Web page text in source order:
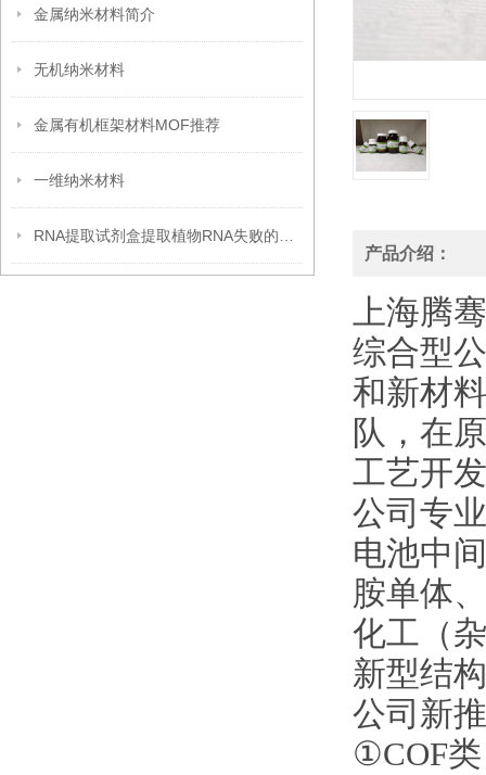
金属纳米材料简介
无机纳米材料
金属有机框架材料MOF推荐
一维纳米材料
产品介绍：
上海腾
综合型
和新材
队，在
工艺开
公司专
电池中
胺单体
化工（
新型结
公司新
①COF